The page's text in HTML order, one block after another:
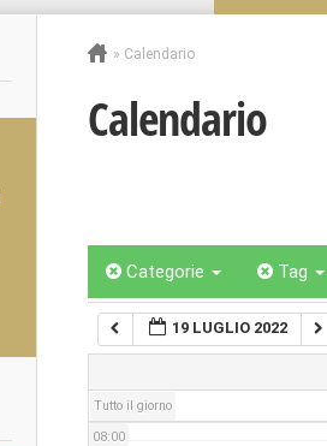
» Calendario
Calendario
Categorie Tag
19 LUGLIO 2022
Tutto il giorno
08:00